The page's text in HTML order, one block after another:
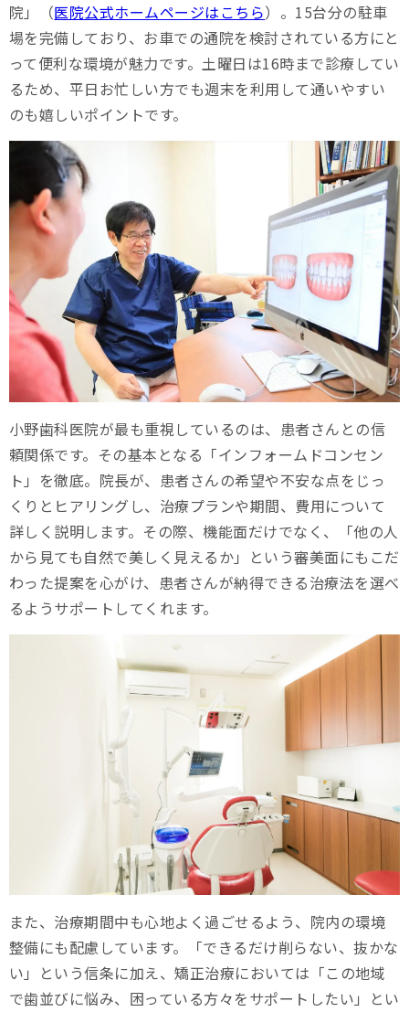
院」（医院公式ホームページはこちら）。15台分の駐車
場を完備しており、お車での通院を検討されている方にと
って便利な環境が魅力です。土曜日は16時まで診療してい
るため、平日お忙しい方でも週末を利用して通いやすい
のも嬉しいポイントです。
小野歯科医院が最も重視しているのは、患者さんとの信
頼関係です。その基本となる「インフォームドコンセン
ト」を徹底。院長が、患者さんの希望や不安な点をじっ
くりとヒアリングし、治療プランや期間、費用について
詳しく説明します。その際、機能面だけでなく、「他の人
から見ても自然で美しく見えるか」という審美面にもこだ
わった提案を心がけ、患者さんが納得できる治療法を選べ
るようサポートしてくれます。
また、治療期間中も心地よく過ごせるよう、院内の環境
整備にも配慮しています。「できるだけ削らない、抜かな
い」という信条に加え、矯正治療においては「この地域
で歯並びに悩み、困っている方々をサポートしたい」とい